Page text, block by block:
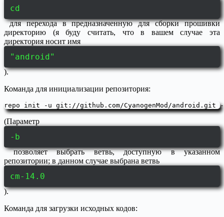
cd
для перехода в предназначенную для сборки прошивки
директорию (я буду считать, что в вашем случае эта
директория носит имя
"android"
).
Команда для инициализации репозитория:
(Параметр
-b
позволяет выбрать ветвь, доступную в указанном
репозитории; в данном случае выбрана ветвь
cm-14.0
).
Команда для загрузки исходных кодов: